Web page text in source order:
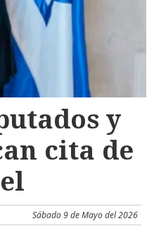
y
cita de
Sábado 9 de Mayo del 2026